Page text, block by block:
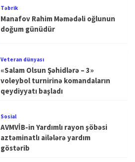
Təbrik
Manafov Rahim Məmədəli oğlunun
doğum günüdür
Veteran dünyası
«Salam Olsun Şəhidlərə – 3»
voleybol turnirinə komandaların
qeydiyyatı başladı
Sosial
AVMVİB-in Yardımlı rayon şöbəsi
aztəminatlı ailələrə yardım
göstərib